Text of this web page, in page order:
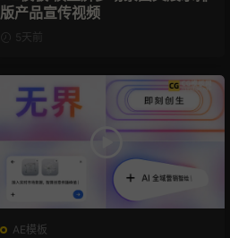
版产品宣传视频
5天前
AE模板